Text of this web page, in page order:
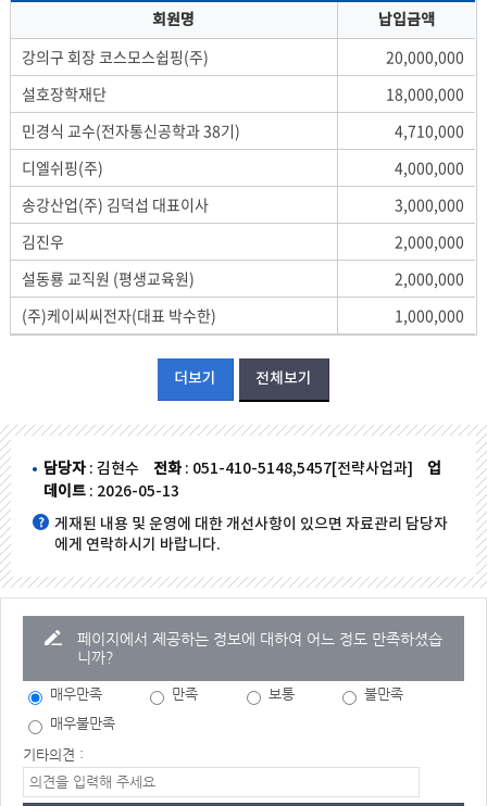
회원명 납입금액
강의구 회장 코스모스쉽핑(주)
20,000,000
설호장학재단
18,000,000
민경식 교수(전자통신공학과 38기)
4,710,000
디엘쉬핑(주)
4,000,000
송강산업(주) 김덕섭 대표이사
3,000,000
김진우
2,000,000
설동룡 교직원 (평생교육원)
2,000,000
(주)케이씨씨전자(대표 박수한)
1,000,000
더보기 전체보기
담당자 : 김현수 전화 : 051-410-5148,5457[전략사업과]
업
데이트 : 2026-05-13
게재된 내용 및 운영에 대한 개선사항이 있으면 자료관리 담당자
에게 연락하시기 바랍니다.
페이지에서 제공하는 정보에 대하여 어느 정도 만족하셨습
니까?
매우만족 만족 보통
불만족
매우불만족
기타의견 :